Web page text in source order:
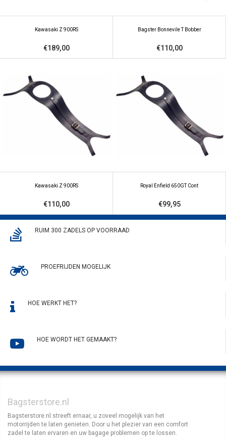
Kawasaki Z 900RS
€189,00
Bagster Bonnevile T Bobber
€110,00
Kawasaki Z 900RS
€110,00
Royal Enfield 650GT Cont
€99,95
RUIM 300 ZADELS OP VOORRAAD
PROEFRIJDEN MOGELIJK
HOE WERKT HET?
HOE WORDT HET GEMAAKT?
Bagsterstore.nl
Bagsterstore.nl streeft ernaar, u zoveel mogelijk van het
motorrijden te laten genieten. Door u het plezier van een comfort
zadel te laten ervaren en uw bagage problemen op te lossen.